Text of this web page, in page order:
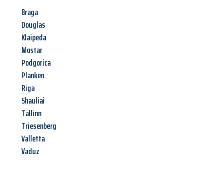
Braga
Douglas
Klaipeda
Mostar
Podgorica
Planken
Riga
Shauliai
Tallinn
Triesenberg
Valletta
Vaduz